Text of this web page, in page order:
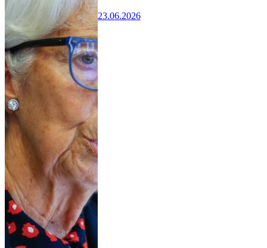
23.06.2026